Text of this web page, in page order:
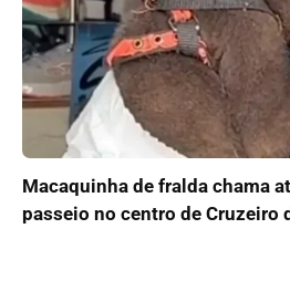
Macaquinha de fralda chama
passeio no centro de Cruzeiro